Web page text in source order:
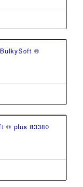
®
® plus 83380